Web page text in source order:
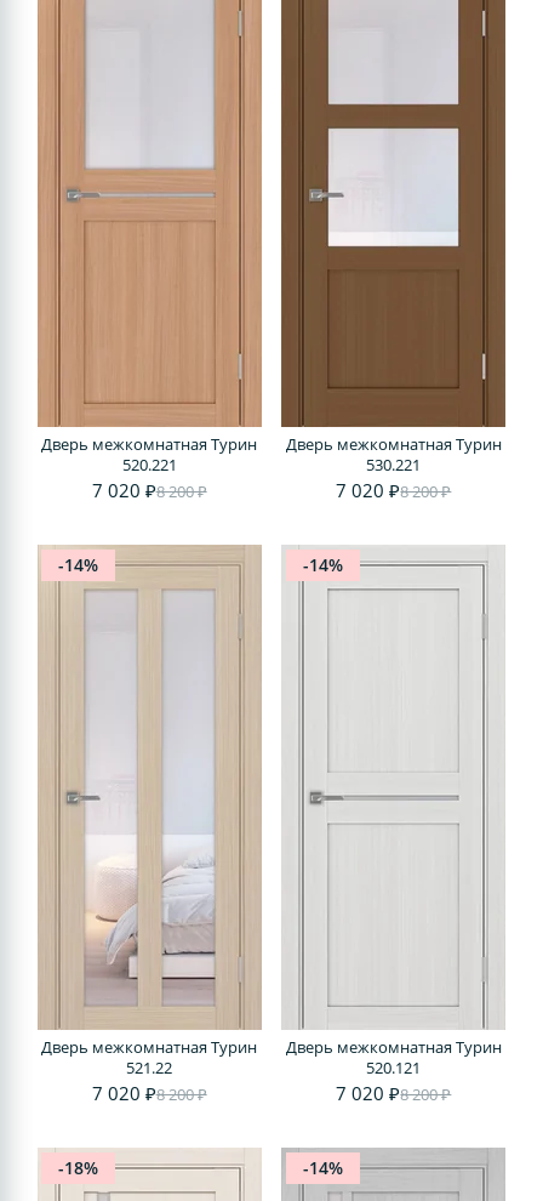
Дверь межкомнатная Турин
520.221
7 020 ₽8 200 ₽
Дверь межкомнатная Турин
530.221
7 020 ₽8 200 ₽
-14%
Дверь межкомнатная Турин
521.22
7 020 ₽8 200 ₽
-14%
Дверь межкомнатная Турин
520.121
7 020 ₽8 200 ₽
-18% -14%